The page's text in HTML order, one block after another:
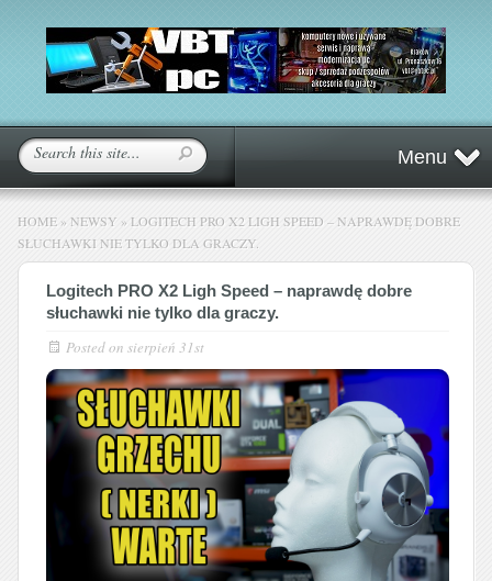
Menu
HOME » NEWSY » LOGITECH PRO X2 LIGH SPEED – NAPRAWDĘ DOBRE
SŁUCHAWKI NIE TYLKO DLA GRACZY.
Logitech PRO X2 Ligh Speed – naprawdę dobre
słuchawki nie tylko dla graczy.
Posted on sierpień 31st